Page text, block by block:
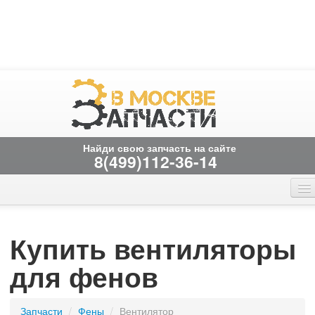
Найди свою запчасть на сайте
8(499)112-36-14
Главная страница
Купить вентиляторы
для фенов
Запчасти / фены / вентилятор